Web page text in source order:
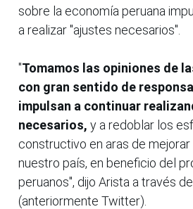
sobre la economía peruana
a realizar "ajustes necesarios".
"Tomamos las opiniones de
con gran sentido de
impulsan a continuar
necesarios, y a redoblar los
constructivo en aras de mejorar
nuestro país, en beneficio del
peruanos", dijo Arista a través
(anteriormente Twitter).